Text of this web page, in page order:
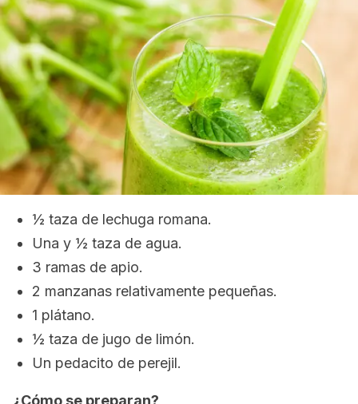
½ taza de lechuga romana.
Una y ½ taza de agua.
3 ramas de apio.
2 manzanas relativamente pequeñas.
1 plátano.
½ taza de jugo de limón.
Un pedacito de perejil.
¿Cómo se preparan?